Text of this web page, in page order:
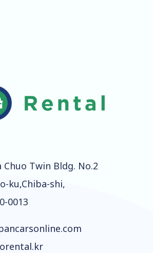
Twin Bldg. No.2
ku,Chiba-shi,
0013